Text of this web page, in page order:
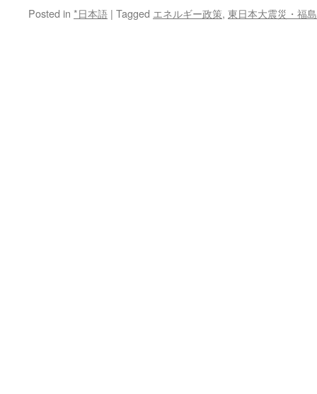
Posted in *日本語 | Tagged エネルギー政策, 東日本大震災・福